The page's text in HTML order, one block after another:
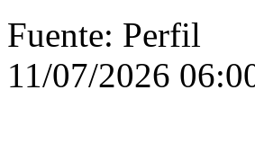
Fuente: Perfil
11/07/2026